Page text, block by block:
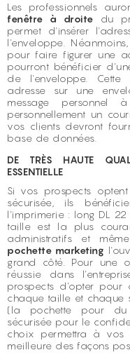
Les professionnels
fenêtre à droite du
permet d'insérer
l'enveloppe.
pour faire figurer une
pourront bénéficier
de l'enveloppe. Cette
adresse sur une
message personnel
personnellement un
vos clients devront
base de données.
DE TRÈS HAUTE
ESSENTIELLE
Si vos prospects
sécurisée, ils
l'imprimerie : long DL
taille est la plus
administratifs et
pochette marketing
grand côté. Pour une
réussie dans
prospects d'opter pour
chaque taille et chaque
(la pochette pour du
sécurisée pour le
choix permettra à vos
meilleure des façons